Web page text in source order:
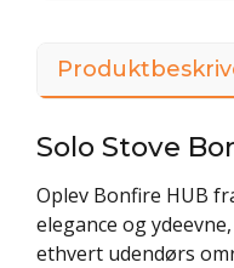
Solo Stove
Oplev Bonfire HUB
elegance og
ethvert udendørs